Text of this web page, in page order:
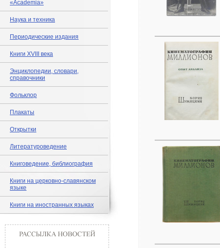
«Academia»
Наука и техника
Периодические издания
Книги XVIII века
Энциклопедии, словари,
справочники
Фольклор
Плакаты
Открытки
Литературоведение
Книговедение, библиография
Книги на церковно-славянском
языке
Книги на иностранных языках